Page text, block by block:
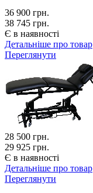
36 900 грн.
38 745 грн.
Є в наявності
Детальніше про товар
Переглянути
28 500 грн.
29 925 грн.
Є в наявності
Детальніше про товар
Переглянути